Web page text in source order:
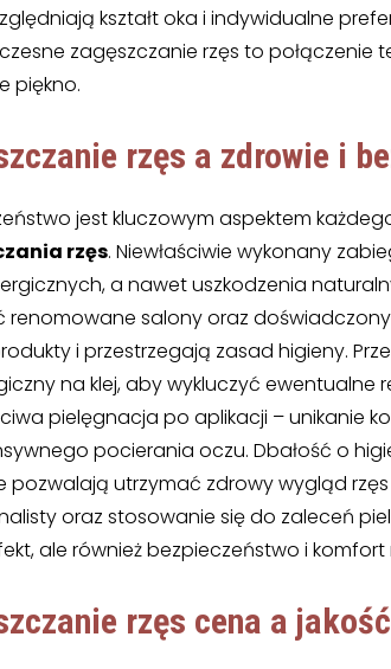
kształt oka i indywidualne
zagęszczanie rzęs to połączenie
piękno.
rzęs a zdrowie i
jest kluczowym aspektem
rzęs. Niewłaściwie wykonany
a nawet uszkodzenia
renomowane salony oraz
i przestrzegają zasad higieny.
na klej, aby wykluczyć ewentualne
pielęgnacja po aplikacji – unikanie
pocierania oczu. Dbałość o
pozwalają utrzymać zdrowy wygląd
oraz stosowanie się do zaleceń
ale również bezpieczeństwo i
rzęs cena a